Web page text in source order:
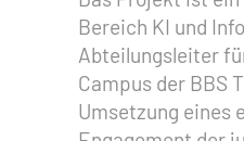
Bereich KI und
Abteilungsleiter
Campus der BBS
Umsetzung eines